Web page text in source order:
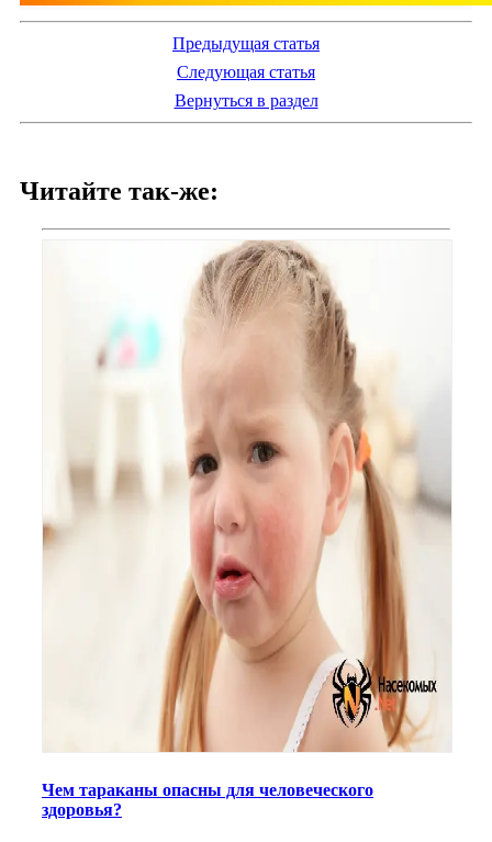
Предыдущая статья
Следующая статья
Вернуться в раздел
Читайте так-же:
Чем тараканы опасны для человеческого
здоровья?